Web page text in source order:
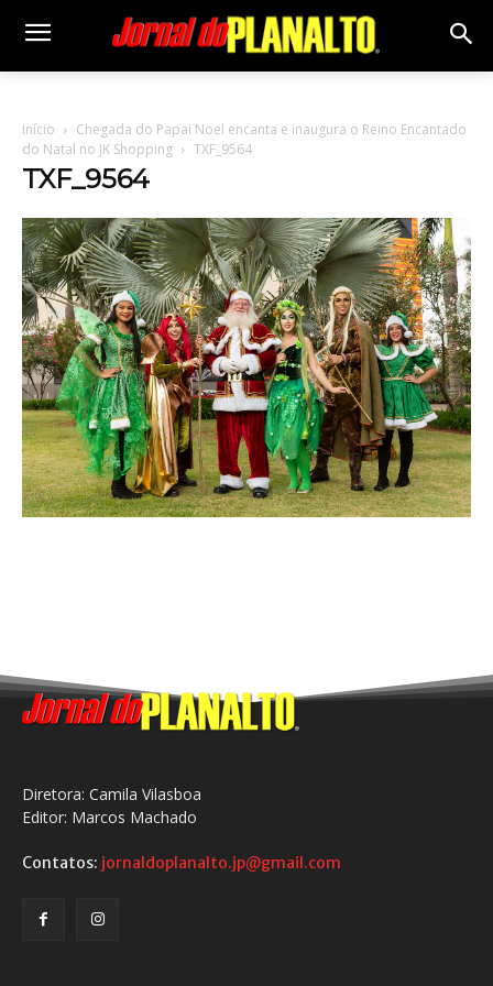
Início
Chegada do Papai Noel encanta e inaugura o Reino Encantado
do Natal no JK Shopping
TXF_9564
TXF_9564
Diretora: Camila Vilasboa
Editor: Marcos Machado
Contatos: jornaldoplanalto.jp@gmail.com